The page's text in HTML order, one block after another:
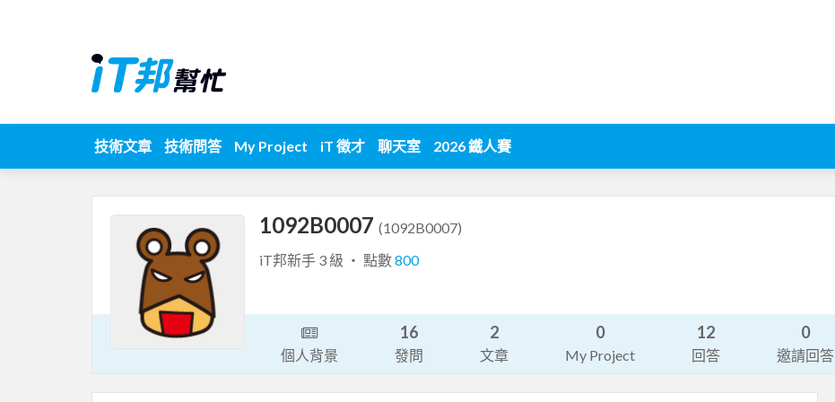
技術文章 技術問答 My Project iT 徵才 聊天室 2026 鐵人賽
1092B0007 (1092B0007)
iT邦新手 3 級 ‧ 點數800
個人背景
16
發問
2
文章
0
My Project
12
回答
0
邀請回答